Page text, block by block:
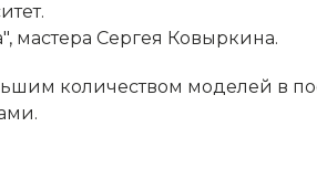
мастера Сергея Ковыркина.
количеством моделей в